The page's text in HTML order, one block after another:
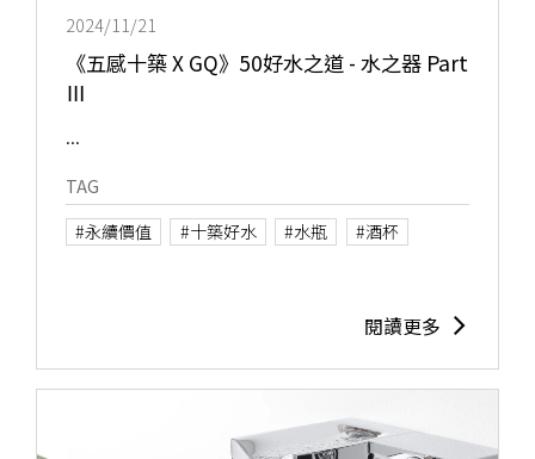
2024/11/21
《五感十築 X GQ》50好水之道 - 水之器 Part
Ⅲ
...
TAG
#永續價值
#十築好水​ #水瓶 #酒杯
閱讀更多